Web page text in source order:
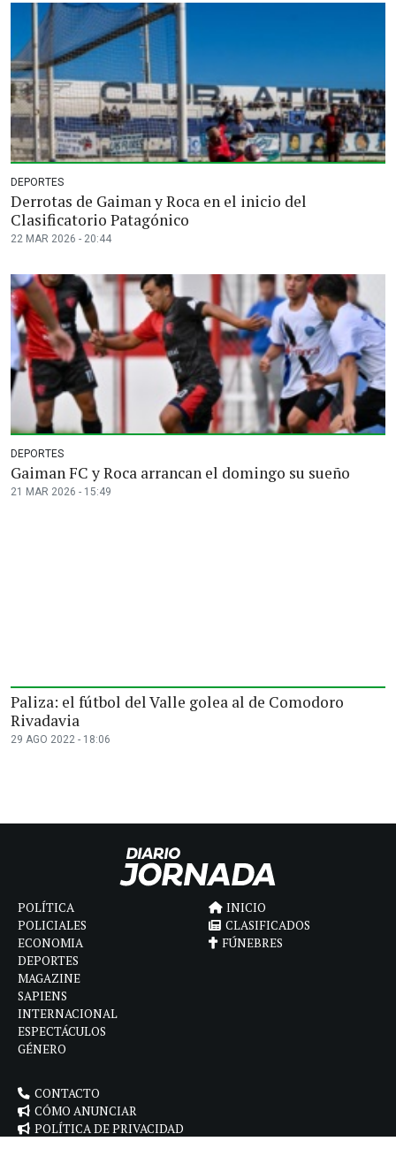
DEPORTES
Derrotas de Gaiman y Roca en el inicio del
Clasificatorio Patagónico
22 MAR 2026 - 20:44
DEPORTES
Gaiman FC y Roca arrancan el domingo su sueño
21 MAR 2026 - 15:49
Paliza: el fútbol del Valle golea al de Comodoro
Rivadavia
29 AGO 2022 - 18:06
POLÍTICA
POLICIALES
ECONOMIA
DEPORTES
MAGAZINE
SAPIENS
INTERNACIONAL
ESPECTÁCULOS
GÉNERO
INICIO
CLASIFICADOS
FÚNEBRES
CONTACTO
CÓMO ANUNCIAR
POLÍTICA DE PRIVACIDAD